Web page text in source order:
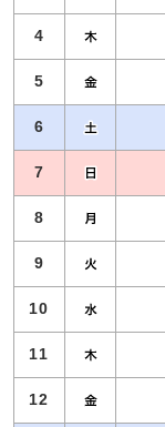
4
5
6
7
8
9
10
11
12